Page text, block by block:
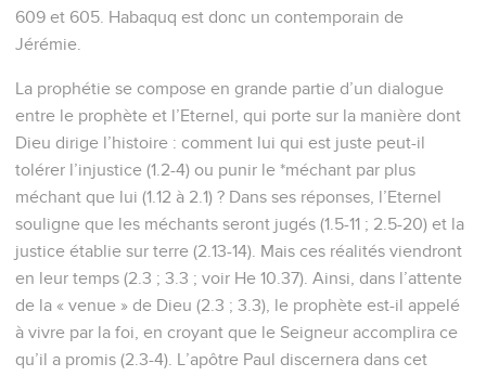
609 et 605. Habaquq est donc un contemporain de
Jérémie.
La prophétie se compose en grande partie d’un dialogue
entre le prophète et l’Eternel, qui porte sur la manière dont
Dieu dirige l’histoire : comment lui qui est juste peut-il
tolérer l’injustice (1.2-4) ou punir le *méchant par plus
méchant que lui (1.12 à 2.1) ? Dans ses réponses, l’Eternel
souligne que les méchants seront jugés (1.5-11 ; 2.5-20) et la
justice établie sur terre (2.13-14). Mais ces réalités viendront
en leur temps (2.3 ; 3.3 ; voir He 10.37). Ainsi, dans l’attente
de la « venue » de Dieu (2.3 ; 3.3), le prophète est-il appelé
à vivre par la foi, en croyant que le Seigneur accomplira ce
qu’il a promis (2.3-4). L’apôtre Paul discernera dans cet